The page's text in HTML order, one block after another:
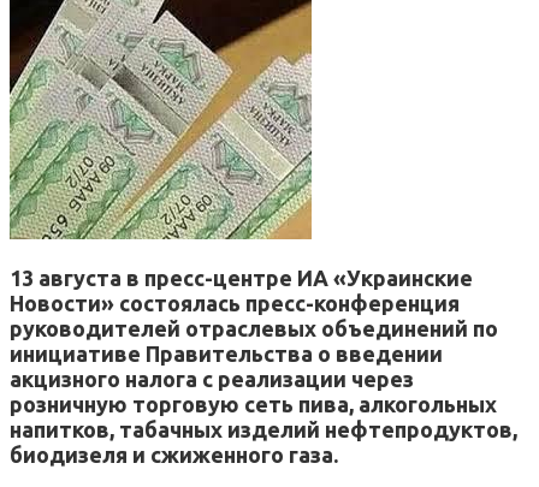
13 августа в пресс-центре ИА «Украинские
Новости» состоялась пресс-конференция
руководителей отраслевых объединений по
инициативе Правительства о введении
акцизного налога с реализации через
розничную торговую сеть пива, алкогольных
напитков, табачных изделий нефтепродуктов,
биодизеля и сжиженного газа.